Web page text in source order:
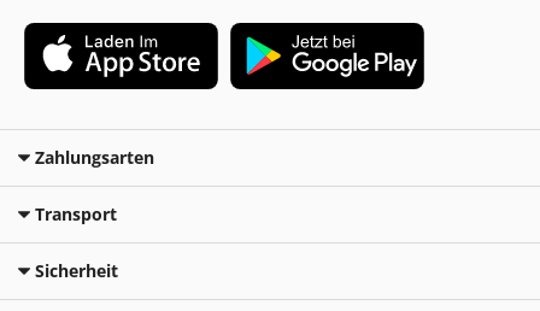
Zahlungsarten
Transport
Sicherheit